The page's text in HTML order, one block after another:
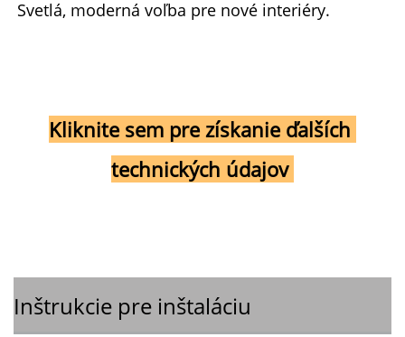
Svetlá, moderná voľba pre nové interiéry.
Kliknite sem pre získanie ďalších
technických údajov
Inštrukcie pre inštaláciu